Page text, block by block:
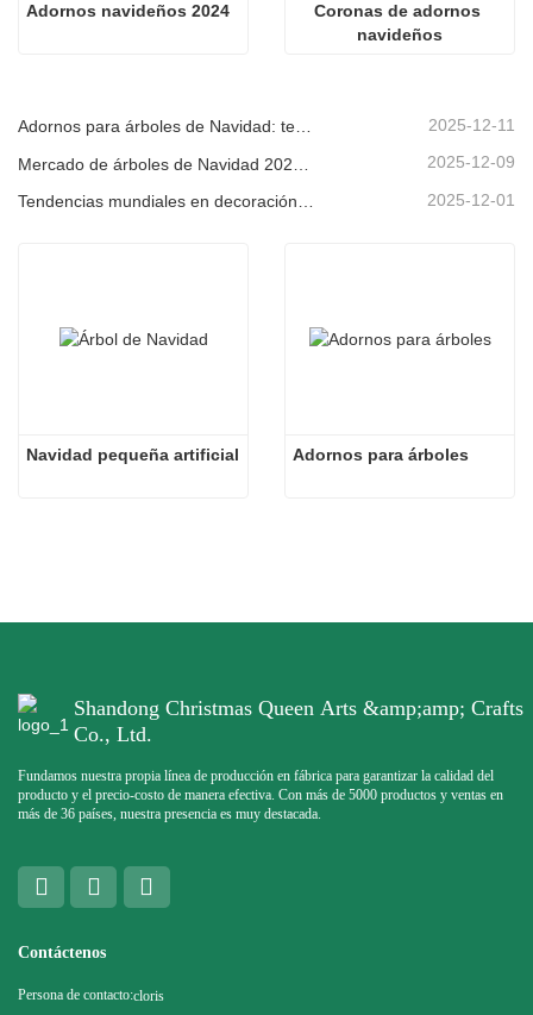
Adornos navideños 2024
Coronas de adornos
navideños
Adornos para árboles de Navidad: tendencias del mercado, información sobre la cadena de suministro y guía de adquisiciones 2025 2025-12-11
2025-12-09
2025-12-01
Navidad pequeña artificial Adornos para árboles
Shandong Christmas Queen Arts &amp;amp; Crafts
Co., Ltd.
Fundamos nuestra propia línea de producción en fábrica para garantizar la calidad del
producto y el precio-costo de manera efectiva. Con más de 5000 productos y ventas en
más de 36 países, nuestra presencia es muy destacada.
Contáctenos
Persona de contacto:cloris